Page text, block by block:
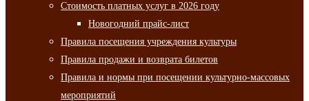
Стоимость платных услуг в 2026 году
Новогодний прайс-лист
Правила посещения учреждения культуры
Правила продажи и возврата билетов
Правила и нормы при посещении культурно-массовых
мероприятий